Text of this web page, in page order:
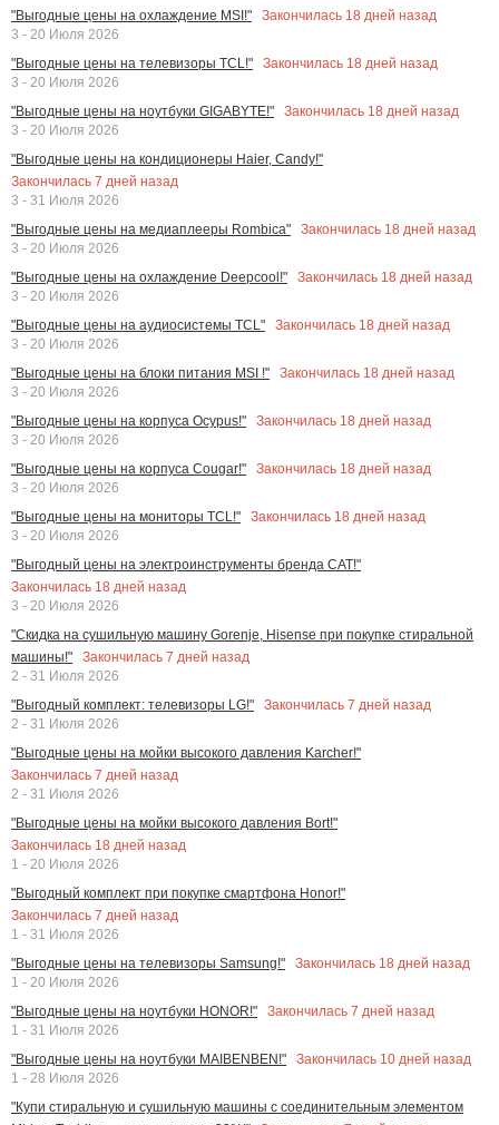
"Выгодные цены на охлаждение MSI!"
Закончилась 18 дней назад
3 - 20 Июля 2026
"Выгодные цены на телевизоры TCL!"
Закончилась 18 дней назад
3 - 20 Июля 2026
"Выгодные цены на ноутбуки GIGABYTE!"
Закончилась 18 дней назад
3 - 20 Июля 2026
"Выгодные цены на кондиционеры Haier, Candy!"
Закончилась 7 дней назад
3 - 31 Июля 2026
"Выгодные цены на медиаплееры Rombica"
Закончилась 18 дней назад
3 - 20 Июля 2026
"Выгодные цены на охлаждение Deepcool!"
Закончилась 18 дней назад
3 - 20 Июля 2026
"Выгодные цены на аудиосистемы TCL"
Закончилась 18 дней назад
3 - 20 Июля 2026
"Выгодные цены на блоки питания MSI !"
Закончилась 18 дней назад
3 - 20 Июля 2026
"Выгодные цены на корпуса Ocypus!"
Закончилась 18 дней назад
3 - 20 Июля 2026
"Выгодные цены на корпуса Cougar!"
Закончилась 18 дней назад
3 - 20 Июля 2026
"Выгодные цены на мониторы TCL!"
Закончилась 18 дней назад
3 - 20 Июля 2026
"Выгодный цены на электроинструменты бренда CAT!"
Закончилась 18 дней назад
3 - 20 Июля 2026
"Скидка на сушильную машину Gorenje, Hisense при покупке стиральной
машины!"
Закончилась 7 дней назад
2 - 31 Июля 2026
"Выгодный комплект: телевизоры LG!"
Закончилась 7 дней назад
2 - 31 Июля 2026
"Выгодные цены на мойки высокого давления Karcher!"
Закончилась 7 дней назад
2 - 31 Июля 2026
"Выгодные цены на мойки высокого давления Bort!"
Закончилась 18 дней назад
1 - 20 Июля 2026
"Выгодный комплект при покупке смартфона Honor!"
Закончилась 7 дней назад
1 - 31 Июля 2026
"Выгодные цены на телевизоры Samsung!"
Закончилась 18 дней назад
1 - 20 Июля 2026
"Выгодные цены на ноутбуки HONOR!"
Закончилась 7 дней назад
1 - 31 Июля 2026
"Выгодные цены на ноутбуки MAIBENBEN!"
Закончилась 10 дней назад
1 - 28 Июля 2026
"Купи стиральную и сушильную машины с соединительным элементом